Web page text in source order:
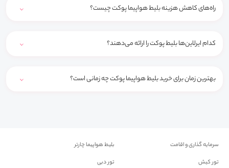
راه‌های کاهش هزینه بلیط هواپیما پوکت چیست؟
کدام ایرلاین‌ها بلیط پوکت را ارائه می‌دهند؟
بهترین زمان برای خرید بلیط هواپیما پوکت چه زمانی است؟
سرمایه گذاری و اقامت
بلیط هواپیما چارتر
تور کیش
تور دبی